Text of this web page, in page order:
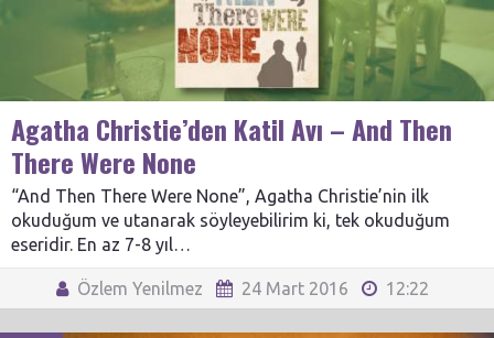
Agatha Christie’den Katil Avı – And Then
There Were None
“And Then There Were None”, Agatha Christie’nin ilk
okuduğum ve utanarak söyleyebilirim ki, tek okuduğum
eseridir. En az 7-8 yıl…
Özlem Yenilmez 24 Mart 2016 12:22